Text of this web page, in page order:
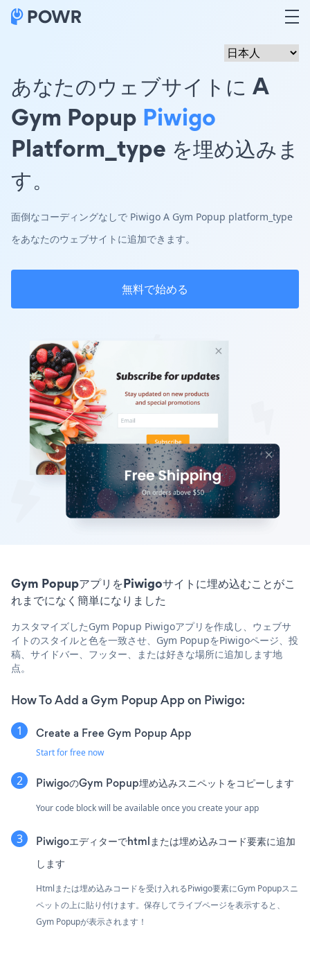
あなたのウェブサイトに A
Gym Popup Piwigo
Platform_type を埋め込みま
す。
面倒なコーディングなしで Piwigo A Gym Popup platform_type
をあなたのウェブサイトに追加できます。
無料で始める
Gym PopupアプリをPiwigoサイトに埋め込むことがこ
れまでになく簡単になりました
カスタマイズしたGym Popup Piwigoアプリを作成し、ウェブサ
イトのスタイルと色を一致させ、Gym PopupをPiwigoページ、投
稿、サイドバー、フッター、または好きな場所に追加します地
点。
How To Add a Gym Popup App on Piwigo:
Create a Free Gym Popup App
Start for free now
PiwigoのGym Popup埋め込みスニペットをコピーします
Your code block will be available once you create your app
Piwigoエディターでhtmlまたは埋め込みコード要素に追加
します
Htmlまたは埋め込みコードを受け入れるPiwigo要素にGym Popupスニ
ペットの上に貼り付けます。保存してライブページを表示すると、
Gym Popupが表示されます！